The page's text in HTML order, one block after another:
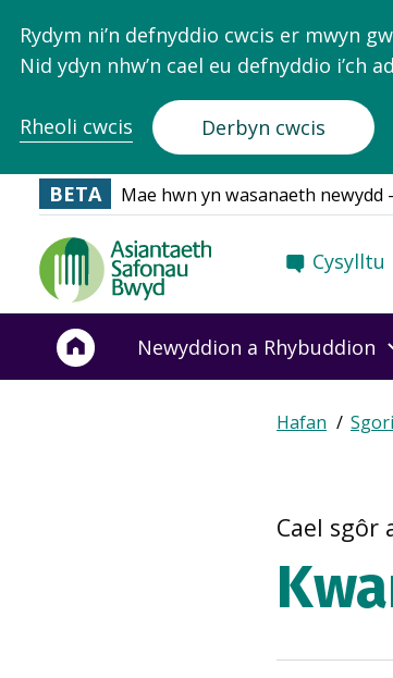
Rydym ni’n defnyddio cwcis er mwyn
Nid ydyn nhw’n cael eu defnyddio i’ch
Rheoli cwcis Derbyn cwcis
BETA Mae hwn yn wasanaeth newydd
Food
Standards
Agency
Frontpage
Cysylltu
Newyddion a Rhybuddion
Breadcrumb
Hafan
Cael sgôr